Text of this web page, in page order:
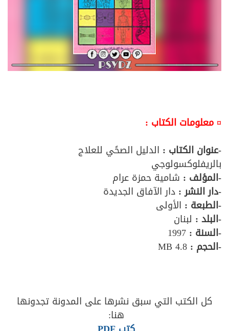
¤ معلومات الكتاب :
-عنوان الكتاب : الدليل الصحًي للعلاج
بالريفلوكسولوجي
-المؤلف : شامية حمزة عرام
-دار النشر : دار الآفاق الجديدة
-الطبعة : الأولى
-البلد : لبنان
-السنة :
-الحجم :
كل الكتب التي سبق نشرها على المدونة تجدونها
هنا: